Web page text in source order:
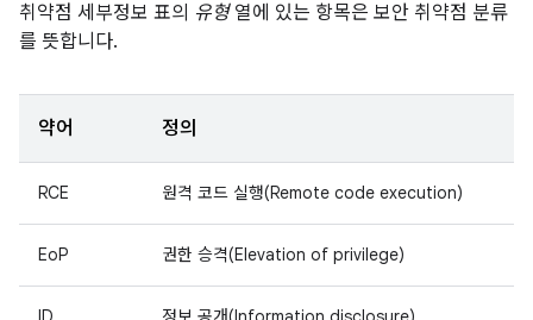
취약점 세부정보 표의 유형열에 있는 항목은 보안 취약점 분류
를 뜻합니다.
약어 정의
RCE 원격 코드 실행(Remote code execution)
EoP 권한 승격(Elevation of privilege)